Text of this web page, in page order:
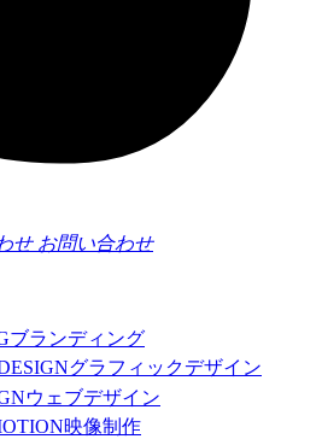
せ お問い合わせ
ブランディング
グラフィックデザイン
ウェブデザイン
映像制作